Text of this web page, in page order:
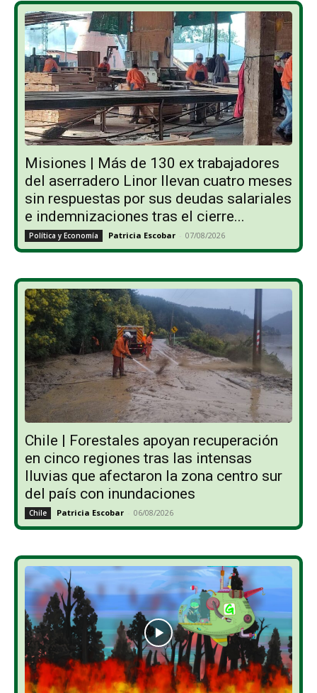
Misiones | Más de 130 ex trabajadores
del aserradero Linor llevan cuatro meses
sin respuestas por sus deudas salariales
e indemnizaciones tras el cierre...
Política y Economía Patricia Escobar - 07/08/2026
Chile | Forestales apoyan recuperación
en cinco regiones tras las intensas
lluvias que afectaron la zona centro sur
del país con inundaciones
Chile Patricia Escobar - 06/08/2026